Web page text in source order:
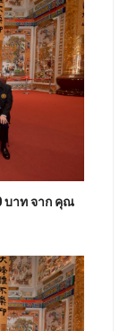
บาท จาก คุณ